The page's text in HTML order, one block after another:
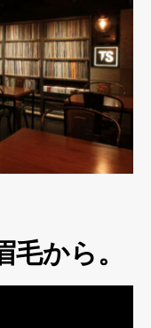
から。